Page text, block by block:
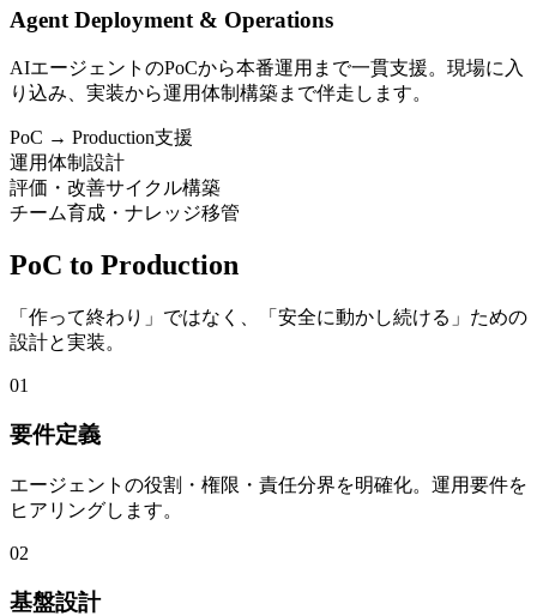
Agent Deployment & Operations
AIエージェントのPoCから本番運用まで一貫支援。現場に入
り込み、実装から運用体制構築まで伴走します。
PoC → Production支援
運用体制設計
評価・改善サイクル構築
チーム育成・ナレッジ移管
PoC to Production
「作って終わり」ではなく、「安全に動かし続ける」ための
設計と実装。
01
要件定義
エージェントの役割・権限・責任分界を明確化。運用要件を
ヒアリングします。
02
基盤設計